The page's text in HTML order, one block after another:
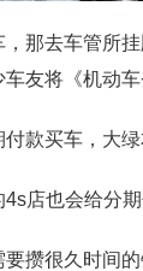
那去车管所
友将《机动
款买车，大绿
店也会给分
攒很久时间的